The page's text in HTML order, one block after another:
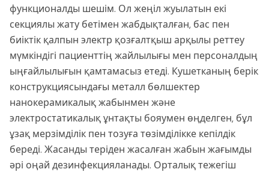
функционалды шешім. Ол жеңіл жуылатын екі
секциялы жату бетімен жабдықталған, бас пен
биіктік қалпын электр қозғалтқыш арқылы реттеу
мүмкіндігі пациенттің жайлылығы мен персоналдың
ыңғайлылығын қамтамасыз етеді. Кушетканың берік
конструкциясындағы металл бөлшектер
нанокерамикалық жабынмен және
электростатикалық ұнтақты бояумен өңделген, бұл
ұзақ мерзімділік пен тозуға төзімділікке кепілдік
береді. Жасанды теріден жасалған жабын жағымды
әрі оңай дезинфекцияланады. Орталық тежегіш